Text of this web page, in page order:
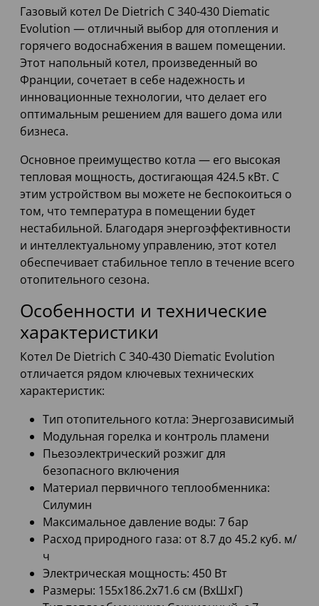
Газовый котел De Dietrich C 340-430 Diematic
Evolution — отличный выбор для отопления и
горячего водоснабжения в вашем помещении.
Этот напольный котел, произведенный во
Франции, сочетает в себе надежность и
инновационные технологии, что делает его
оптимальным решением для вашего дома или
бизнеса.
Основное преимущество котла — его высокая
тепловая мощность, достигающая 424.5 кВт. С
этим устройством вы можете не беспокоиться о
том, что температура в помещении будет
нестабильной. Благодаря энергоэффективности
и интеллектуальному управлению, этот котел
обеспечивает стабильное тепло в течение всего
отопительного сезона.
Особенности и технические
характеристики
Котел De Dietrich C 340-430 Diematic Evolution
отличается рядом ключевых технических
характеристик:
Тип отопительного котла: Энергозависимый
Модульная горелка и контроль пламени
Пьезоэлектрический розжиг для
безопасного включения
Материал первичного теплообменника:
Силумин
Максимальное давление воды: 7 бар
Расход природного газа: от 8.7 до 45.2 куб. м/
ч
Электрическая мощность: 450 Вт
Размеры: 155х186.2х71.6 см (ВхШхГ)